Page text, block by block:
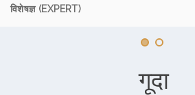
विशेषज्ञ (EXPERT)
गूदा